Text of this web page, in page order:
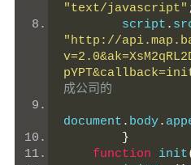
"text/javascript"
        script
.
"http://
成公司的
document . body.
}
function init